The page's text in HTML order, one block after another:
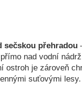
sečskou přehradou
nad vodní
ostroh je zároveň
suťovými lesy.